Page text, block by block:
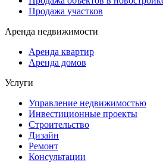
Продажа участков
Аренда недвижимости
Аренда квартир
Аренда домов
Услуги
Управление недвижимостью
Инвестиционные проекты
Строительство
Дизайн
Ремонт
Консультации